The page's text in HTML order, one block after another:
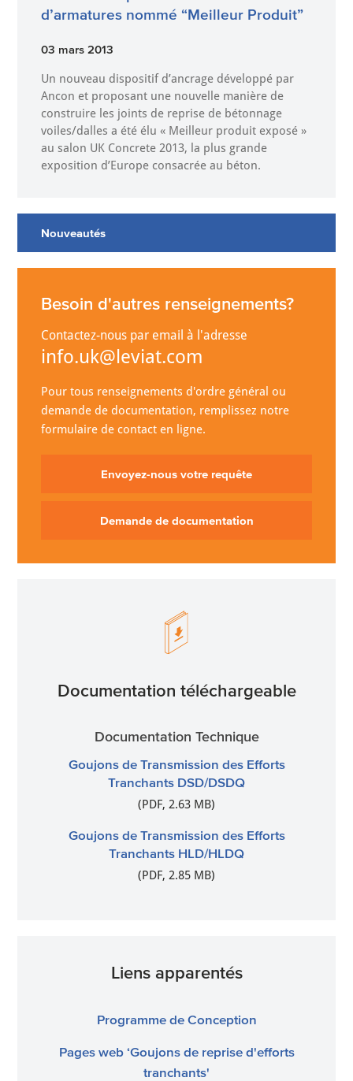
d’armatures nommé “Meilleur Produit”
03 mars 2013
Un nouveau dispositif d’ancrage développé par
Ancon et proposant une nouvelle manière de
construire les joints de reprise de bétonnage
voiles/dalles a été élu « Meilleur produit exposé »
au salon UK Concrete 2013, la plus grande
exposition d’Europe consacrée au béton.
Nouveautés
Besoin d'autres renseignements?
Contactez-nous par email à l'adresse
info.uk@leviat.com
Pour tous renseignements d'ordre général ou
demande de documentation, remplissez notre
formulaire de contact en ligne.
Envoyez-nous votre requête
Demande de documentation
Documentation téléchargeable
Documentation Technique
Goujons de Transmission des Efforts
Tranchants DSD/DSDQ
(PDF, 2.63 MB)
Goujons de Transmission des Efforts
Tranchants HLD/HLDQ
(PDF, 2.85 MB)
Liens apparentés
Programme de Conception
Pages web ‘Goujons de reprise d'efforts
tranchants'